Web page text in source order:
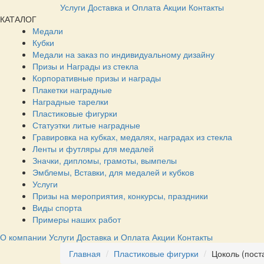
Услуги Доставка и Оплата Акции Контакты
КАТАЛОГ
Медали
Кубки
Медали на заказ по индивидуальному дизайну
Призы и Награды из стекла
Корпоративные призы и награды
Плакетки наградные
Наградные тарелки
Пластиковые фигурки
Статуэтки литые наградные
Гравировка на кубках, медалях, наградах из стекла
Ленты и футляры для медалей
Значки, дипломы, грамоты, вымпелы
Эмблемы, Вставки, для медалей и кубков
Услуги
Призы на мероприятия, конкурсы, праздники
Виды спорта
Примеры наших работ
О компании Услуги Доставка и Оплата Акции Контакты
Главная
Пластиковые фигурки Цоколь